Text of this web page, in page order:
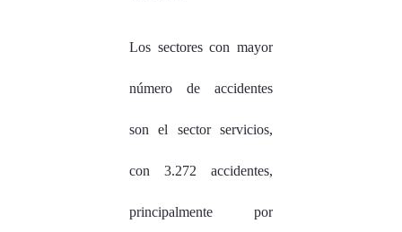
Los sectores con mayor
número de accidentes
son el sector servicios,
con 3.272 accidentes,
principalmente por